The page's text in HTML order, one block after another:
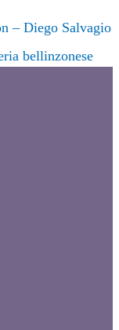
– Diego Salvagio
bellinzonese